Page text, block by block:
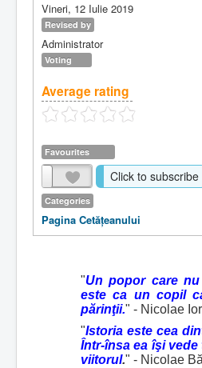
Vineri, 12 Iulie 2019
Revised by
Administrator
Voting
Average rating
Favourites
Click to subscribe
Categories
Pagina Cetăţeanului
"Un popor care
este ca un copil
părinţii." - Nicolae
"Istoria este cea
Într-însa ea îşi
viitorul." - Nicolae